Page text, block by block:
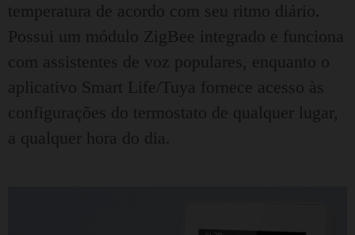
temperatura de acordo com seu ritmo diário.
Possui um módulo ZigBee integrado e funciona
com assistentes de voz populares, enquanto o
aplicativo Smart Life/Tuya fornece acesso às
configurações do termostato de qualquer lugar,
a qualquer hora do dia.